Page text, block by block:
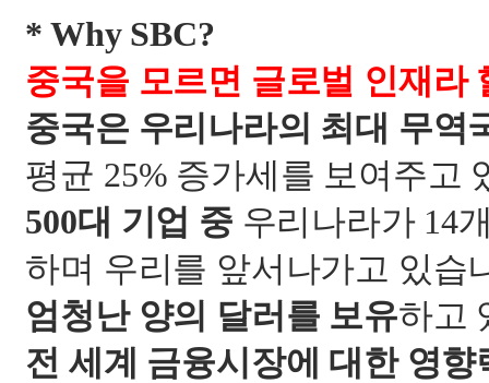
* Why SBC?
중국을 모르면 글로벌 인재라
중국은 우리나라의 최대 무역
평균 25% 증가세를 보여주고
500대 기업 중 우리나라가14
하며 우리를 앞서나가고 있습
엄청난 양의 달러를 보유하고
전 세계 금융시장에 대한 영향